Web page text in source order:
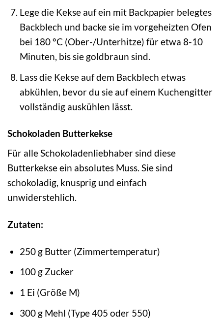
Lege die Kekse auf ein mit Backpapier belegtes
Backblech und backe sie im vorgeheizten Ofen
bei 180 °C (Ober-/Unterhitze) für etwa 8-10
Minuten, bis sie goldbraun sind.
Lass die Kekse auf dem Backblech etwas
abkühlen, bevor du sie auf einem Kuchengitter
vollständig auskühlen lässt.
Schokoladen Butterkekse
Für alle Schokoladenliebhaber sind diese
Butterkekse ein absolutes Muss. Sie sind
schokoladig, knusprig und einfach
unwiderstehlich.
Zutaten:
250 g Butter (Zimmertemperatur)
100 g Zucker
1 Ei (Größe M)
300 g Mehl (Type 405 oder 550)